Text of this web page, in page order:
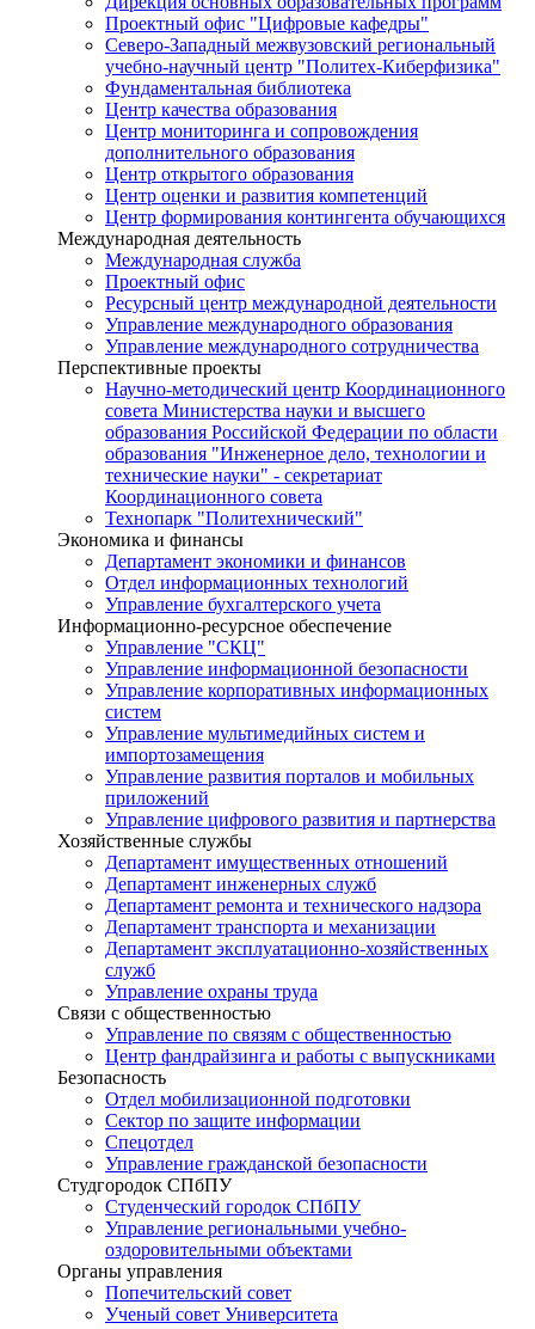
Проектный офис "Цифровые кафедры"
Северо-Западный межвузовский региональный
учебно-научный центр "Политех-Киберфизика"
Фундаментальная библиотека
Центр качества образования
Центр мониторинга и сопровождения
дополнительного образования
Центр открытого образования
Центр оценки и развития компетенций
Центр формирования контингента обучающихся
Международная деятельность
Международная служба
Проектный офис
Ресурсный центр международной деятельности
Управление международного образования
Управление международного сотрудничества
Перспективные проекты
Научно-методический центр Координационного
совета Министерства науки и высшего
образования Российской Федерации по области
образования "Инженерное дело, технологии и
технические науки" - секретариат
Координационного совета
Технопарк "Политехнический"
Экономика и финансы
Департамент экономики и финансов
Отдел информационных технологий
Управление бухгалтерского учета
Информационно-ресурсное обеспечение
Управление "СКЦ"
Управление информационной безопасности
Управление корпоративных информационных
систем
Управление мультимедийных систем и
импортозамещения
Управление развития порталов и мобильных
приложений
Управление цифрового развития и партнерства
Хозяйственные службы
Департамент имущественных отношений
Департамент инженерных служб
Департамент ремонта и технического надзора
Департамент транспорта и механизации
Департамент эксплуатационно-хозяйственных
служб
Управление охраны труда
Связи с общественностью
Управление по связям с общественностью
Центр фандрайзинга и работы с выпускниками
Безопасность
Отдел мобилизационной подготовки
Сектор по защите информации
Спецотдел
Управление гражданской безопасности
Студгородок СПбПУ
Студенческий городок СПбПУ
Управление региональными учебно-
оздоровительными объектами
Органы управления
Попечительский совет
Ученый совет Университета